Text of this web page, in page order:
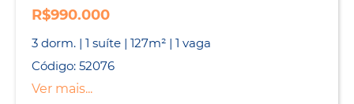
R$990.000
3 dorm. | 1 suíte | 127m² | 1 vaga
Código: 52076
Ver mais...